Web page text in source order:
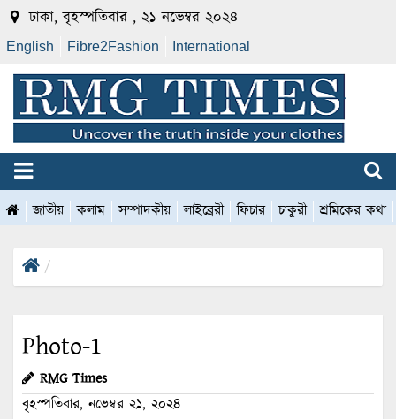
ঢাকা, বৃহস্পতিবার , ২১ নভেম্বর ২০২৪
English Fibre2Fashion International
জাতীয় কলাম সম্পাদকীয় লাইব্রেরী ফিচার চাকুরী শ্রমিকের কথা
Photo-1
RMG Times
বৃহস্পতিবার, নভেম্বর ২১, ২০২৪